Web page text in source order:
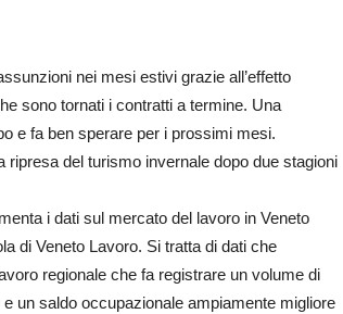
nei mesi estivi grazie all’effetto
sono tornati i contratti a termine. Una
e fa ben sperare per i prossimi mesi.
del turismo invernale dopo due stagioni
i dati sul mercato del lavoro in Veneto
di Veneto Lavoro. Si tratta di dati che
regionale che fa registrare un volume di
un saldo occupazionale ampiamente migliore